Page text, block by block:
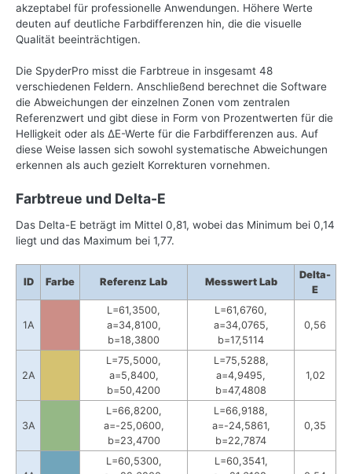
akzeptabel für professionelle Anwendungen. Höhere Werte
deuten auf deutliche Farbdifferenzen hin, die die visuelle
Qualität beeinträchtigen.
Die SpyderPro misst die Farbtreue in insgesamt 48
verschiedenen Feldern. Anschließend berechnet die Software
die Abweichungen der einzelnen Zonen vom zentralen
Referenzwert und gibt diese in Form von Prozentwerten für die
Helligkeit oder als ΔE-Werte für die Farbdifferenzen aus. Auf
diese Weise lassen sich sowohl systematische Abweichungen
erkennen als auch gezielt Korrekturen vornehmen.
Farbtreue und Delta-E
Das Delta-E beträgt im Mittel 0,81, wobei das Minimum bei 0,14
liegt und das Maximum bei 1,77.
ID Farbe Referenz Lab Messwert Lab
Delta-
E
1A
L=61,3500,
a=34,8100,
b=18,3800
L=61,6760,
a=34,0765,
b=17,5114
0,56
2A
L=75,5000,
a=5,8400,
b=50,4200
L=75,5288,
a=4,9495,
b=47,4808
1,02
3A
L=66,8200,
a=-25,0600,
b=23,4700
L=66,9188,
a=-24,5861,
b=22,7874
0,35
L=60,5300,
L=60,3541,